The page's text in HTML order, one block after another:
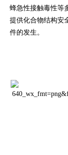
蜂急性接触毒性等
提供化合物结构安
件的发生。